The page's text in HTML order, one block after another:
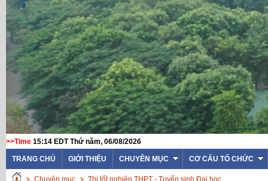
>>Time 15:14 EDT Thứ năm, 06/08/2026
TRANG CHỦ GIỚI THIỆU CHUYÊN MỤC CƠ CẤU TỔ CHỨC
Chuyên mục Thi tốt nghiệp THPT - Tuyển sinh Đại học